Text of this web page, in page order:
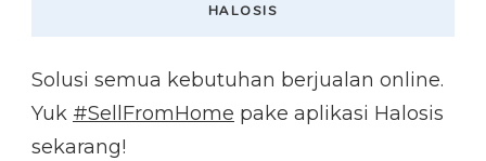
HALOSIS
Solusi semua kebutuhan berjualan online.
Yuk #SellFromHome pake aplikasi Halosis
sekarang!